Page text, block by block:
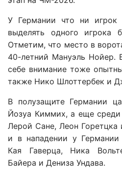
У Германии что ни игрок
выделять одного игрока
Отметим, что место в
40-летний Мануэль Нойер.
себе внимание тоже
также Нико Шлоттербек и
В полузащите Германии
Йозуа Киммих, а еще
Лерой Сане, Леон
и в нападении у
Кая Гаверца, Ника
Байера и Дениза Ундава.